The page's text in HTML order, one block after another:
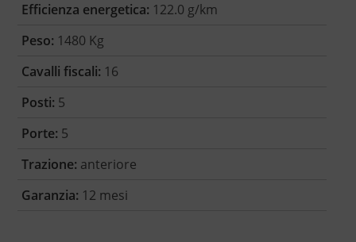
Efficienza energetica: 122.0 g/km
Peso: 1480 Kg
Cavalli fiscali: 16
Posti: 5
Porte: 5
Trazione: anteriore
Garanzia: 12 mesi